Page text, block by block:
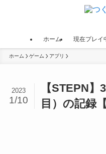
ホーム 現在プレイ
ホーム ゲーム アプリ
【STEPN】
目）の記録
2023
1/10